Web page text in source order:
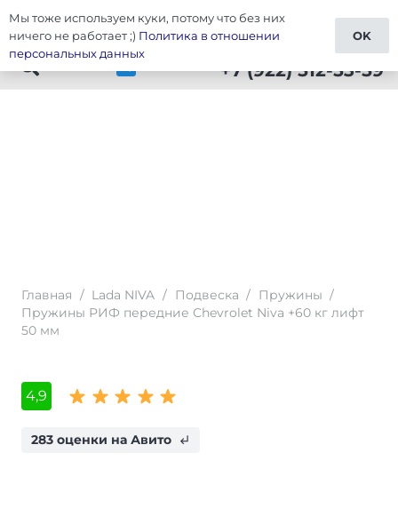
Тюнинг Lada NIVA
+7 (922) 512-53-59
Главная / Lada NIVA / Подвеска / Пружины /
Пружины РИФ передние Chevrolet Niva +60 кг лифт
50 мм
4,9
283 оценки на Авито subdirectory_arrow_left
Мы тоже используем куки, потому что без них
ничего не работает ;) Политика в отношении
персональных данных
OK